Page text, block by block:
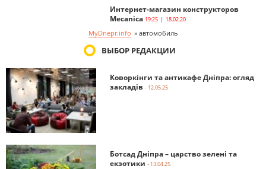
Интернет-магазин конструкторов
Mecanica 19:25 | 18.02.20
MyDnepr.info » автомобиль
ВЫБОР РЕДАКЦИИ
Коворкінги та антикафе Дніпра: огляд
закладів - 12.05.25
Ботсад Дніпра – царство зелені та
екзотики - 13.04.25